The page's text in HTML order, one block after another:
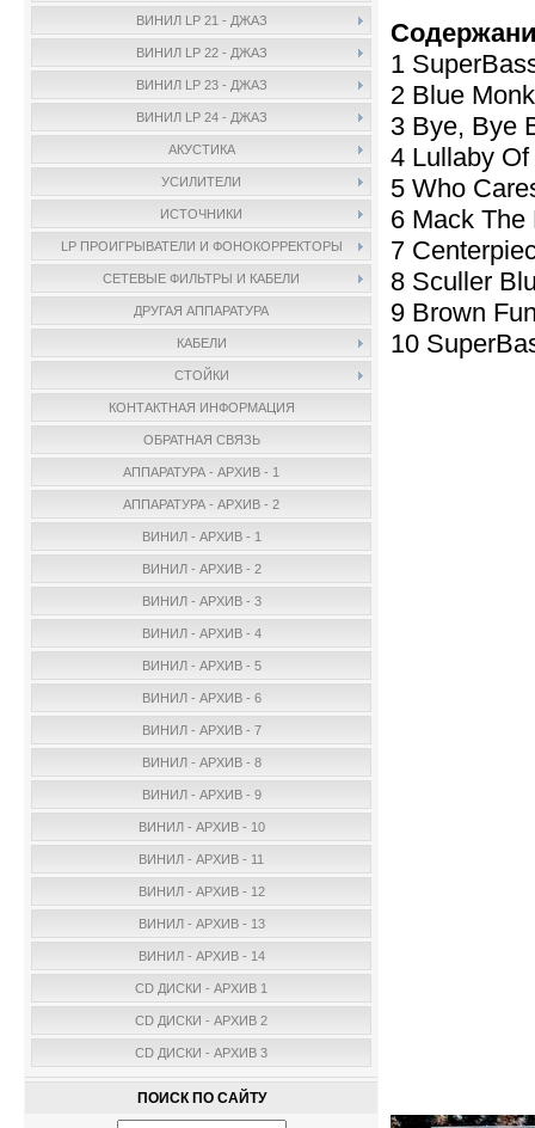
ВИНИЛ LP 21 - ДЖАЗ
ВИНИЛ LP 22 - ДЖАЗ
ВИНИЛ LP 23 - ДЖАЗ
ВИНИЛ LP 24 - ДЖАЗ
АКУСТИКА
УСИЛИТЕЛИ
ИСТОЧНИКИ
LP ПРОИГРЫВАТЕЛИ И ФОНОКОРРЕКТОРЫ
СЕТЕВЫЕ ФИЛЬТРЫ И КАБЕЛИ
ДРУГАЯ АППАРАТУРА
КАБЕЛИ
СТОЙКИ
КОНТАКТНАЯ ИНФОРМАЦИЯ
ОБРАТНАЯ СВЯЗЬ
АППАРАТУРА - АРХИВ - 1
АППАРАТУРА - АРХИВ - 2
ВИНИЛ - АРХИВ - 1
ВИНИЛ - АРХИВ - 2
ВИНИЛ - АРХИВ - 3
ВИНИЛ - АРХИВ - 4
ВИНИЛ - АРХИВ - 5
ВИНИЛ - АРХИВ - 6
ВИНИЛ - АРХИВ - 7
ВИНИЛ - АРХИВ - 8
ВИНИЛ - АРХИВ - 9
ВИНИЛ - АРХИВ - 10
ВИНИЛ - АРХИВ - 11
ВИНИЛ - АРХИВ - 12
ВИНИЛ - АРХИВ - 13
ВИНИЛ - АРХИВ - 14
CD ДИСКИ - АРХИВ 1
CD ДИСКИ - АРХИВ 2
CD ДИСКИ - АРХИВ 3
ПОИСК ПО САЙТУ
1
2 Blue
3 Bye, Bye
4 Lullaby
5 Who
6 Mack The
7
8 Sculler
9 Brown
10